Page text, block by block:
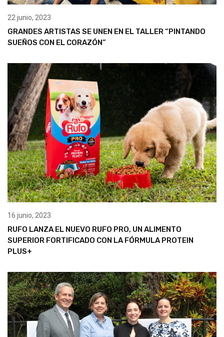
22 junio, 2023
GRANDES ARTISTAS SE UNEN EN EL TALLER “PINTANDO
SUEÑOS CON EL CORAZÓN”
16 junio, 2023
RUFO LANZA EL NUEVO RUFO PRO, UN ALIMENTO
SUPERIOR FORTIFICADO CON LA FÓRMULA PROTEIN
PLUS+